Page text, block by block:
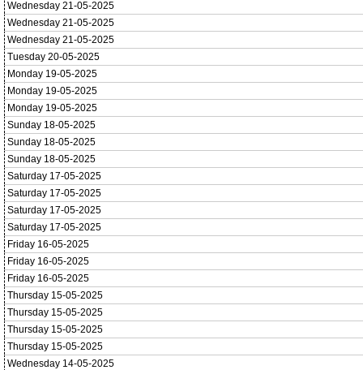
Wednesday 21-05-2025
Wednesday 21-05-2025
Wednesday 21-05-2025
Tuesday 20-05-2025
Monday 19-05-2025
Monday 19-05-2025
Monday 19-05-2025
Sunday 18-05-2025
Sunday 18-05-2025
Sunday 18-05-2025
Saturday 17-05-2025
Saturday 17-05-2025
Saturday 17-05-2025
Saturday 17-05-2025
Friday 16-05-2025
Friday 16-05-2025
Friday 16-05-2025
Thursday 15-05-2025
Thursday 15-05-2025
Thursday 15-05-2025
Thursday 15-05-2025
Wednesday 14-05-2025